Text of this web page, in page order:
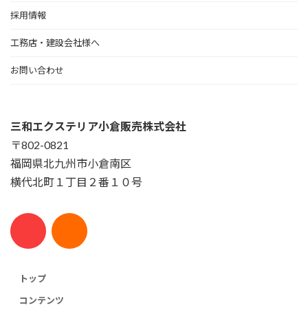
採用情報
工務店・建設会社様へ
お問い合わせ
三和エクステリア小倉販売株式会社
〒802-0821
福岡県北九州市小倉南区
横代北町１丁目２番１０号
トップ
コンテンツ